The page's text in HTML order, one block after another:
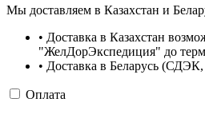
Мы доставляем в Казахстан и
• Доставка в Казахстан
"ЖелДорЭкспедиция" до
• Доставка в Беларусь
Оплата